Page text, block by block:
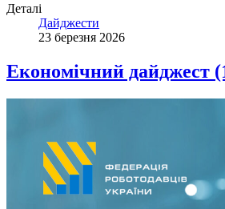
Деталі
Дайджести
23 березня 2026
Економічний дайджест